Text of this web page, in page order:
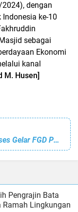
dengan
ke-10
sebagai
Ekonomi
kanal
M. Husen]
PNL dan Konsorsium PTV Aceh Sukses Gelar FGD Penyusunan Roadmap Workforce dan Innovation Planning
Pengrajin Bata
Ramah Lingkungan